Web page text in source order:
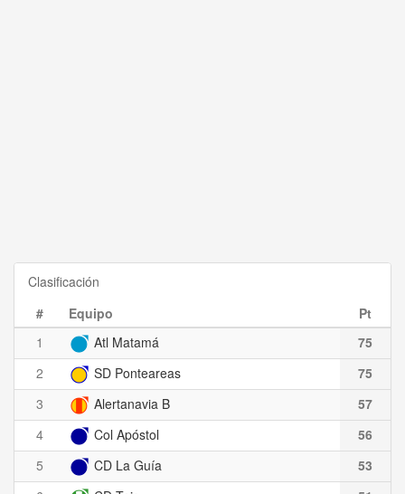
Clasificación
#
Equipo
Pt
1
Atl Matamá
75
2
SD Ponteareas
75
3
Alertanavia B
57
4
Col Apóstol
56
5
CD La Guía
53